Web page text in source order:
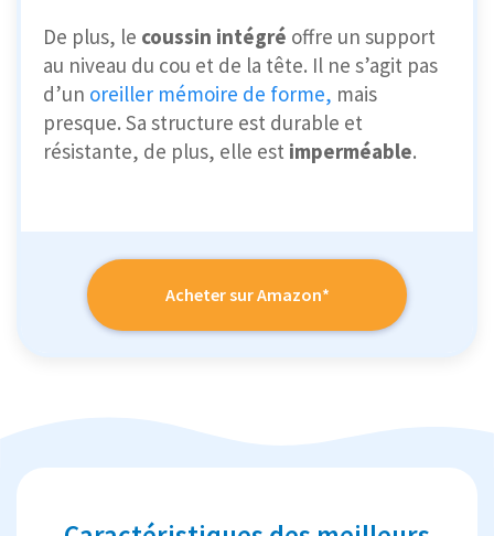
De plus, le coussin intégré offre un support
au niveau du cou et de la tête. Il ne s’agit pas
d’un oreiller mémoire de forme, mais
presque. Sa structure est durable et
résistante, de plus, elle est imperméable.
Acheter sur Amazon*